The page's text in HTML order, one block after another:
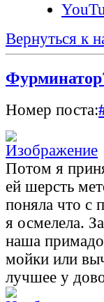
Вернуться к
Номер поста:
Потом я
ей шерсть
поняла что с
я осмелела.
наша
мойки или
лучшее у